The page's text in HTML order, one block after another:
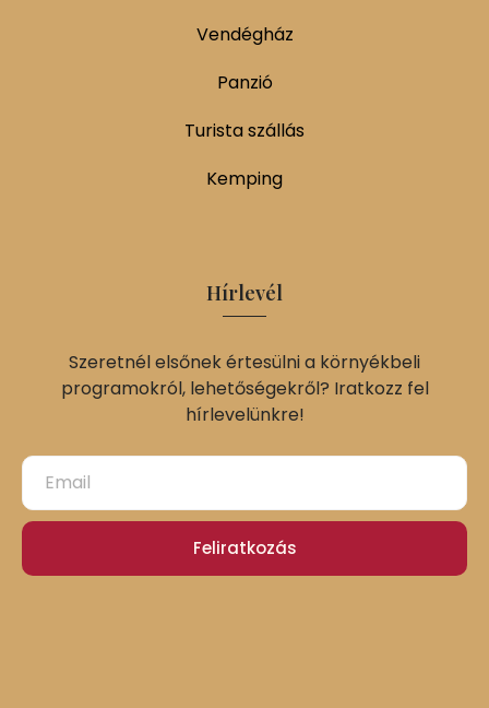
Vendégház
Panzió
Turista szállás
Kemping
Hírlevél
Szeretnél elsőnek értesülni a környékbeli
programokról, lehetőségekről? Iratkozz fel
hírlevelünkre!
Feliratkozás